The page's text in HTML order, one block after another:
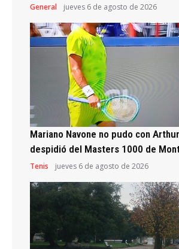
General jueves 6 de agosto de 2026
Mariano Navone no pudo con
despidió del Masters 1000 de
Tenis jueves 6 de agosto de 2026